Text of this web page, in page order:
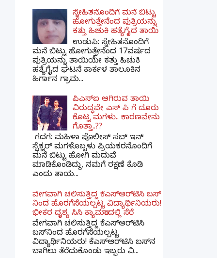
ಸ್ನೇಹಿತನೊಂದಿಗೆ ಮನೆ ಬಿಟ್ಟು
ಹೋಗುತ್ತೇನೆಂದ ಪುತ್ರಿಯನ್ನು
ಕತ್ತು ಹಿಚುಕಿ ಹತ್ಯೆಗೈದ ತಾಯಿ
ಉಡುಪಿ: ಸ್ನೇಹಿತನೊಂದಿಗೆ
ಮನೆ ಬಿಟ್ಟು ಹೋಗುತ್ತೇನೆಂದ 17ವರ್ಷದ
ಪುತ್ರಿಯನ್ನು ತಾಯಿಯೇ ಕತ್ತು ಹಿಚುಕಿ
ಹತ್ಯೆಗೈದ ಘಟನೆ ಕಾರ್ಕಳ ತಾಲೂಕಿನ
ಹಿರ್ಗಾನ ಗ್ರಾಮ...
ಪಿಎಸ್​ಐ ಆಗಿರುವ ತಾಯಿ
ವಿರುದ್ಧವೇ ಎಸ್ ಪಿ ಗೆ ದೂರು
ಕೊಟ್ಟ ಮಗಳು.. ಕಾರಣವೇನು
ಗೊತ್ತಾ..??
ಗದಗ​: ಮಹಿಳಾ ಪೊಲೀಸ್​ ಸಬ್ ​ಇನ್​
ಸ್ಪೆಕ್ಟರ್​ ಮಗಳೊಬ್ಬಳು ಪ್ರಿಯಕರನೊಂದಿಗೆ
ಮನೆ ಬಿಟ್ಟು ಹೋಗಿ ಮದುವೆ
ಮಾಡಿಕೊಂಡಿದ್ದು, ನಮಗೆ ರಕ್ಷಣೆ ಕೊಡಿ
ಎಂದು ತಾಯ...
ವೇಗವಾಗಿ ಚಲಿಸುತ್ತಿದ್ದ ಕೆಎಸ್​ಆರ್​ಟಿಸಿ ಬಸ್​
ನಿಂದ ಹೊರಗೆಸೆಯಲ್ಪಟ್ಟ ವಿದ್ಯಾರ್ಥಿನಿಯರು!
ಭೀಕರ ದೃಶ್ಯ ಸಿಸಿ ಕ್ಯಾಮರಾದಲ್ಲಿ ಸೆರೆ
ವೇಗವಾಗಿ ಚಲಿಸುತ್ತಿದ್ದ ಕೆಎಸ್‌ಆರ್‌ಟಿಸಿ
ಬಸ್‌ನಿಂದ ಹೊರಗೆಸೆಯಲ್ಪಟ್ಟ
ವಿದ್ಯಾರ್ಥಿನಿಯರು! ಕೆಎಸ್‌ಆರ್‌ಟಿಸಿ ಬಸ್‌ನ
ಬಾಗಿಲು ತೆರೆದುಕೊಂಡು ಇಬ್ಬರು ವಿ...